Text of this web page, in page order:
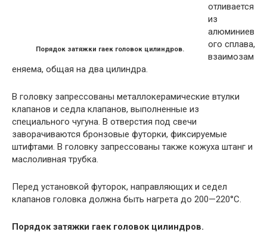
Порядок затяжки гаек головок цилиндров.
отливается
из
алюминиев
ого сплава,
взаимозам
еняема, общая на два цилиндра.
В головку запрессованы металлокерамические втулки
клапанов и седла клапанов, выполненные из
специального чугуна. В отверстия под свечи
заворачиваются бронзовые футорки, фиксируемые
штифтами. В головку запрессованы также кожуха штанг и
маслоливная трубка.
Перед установкой футорок, направляющих и седел
клапанов головка должна быть нагрета до 200—220°С.
Порядок затяжки гаек головок цилиндров.